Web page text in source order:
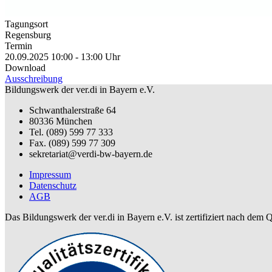
Tagungsort
Regensburg
Termin
20.09.2025 10:00 - 13:00 Uhr
Download
Ausschreibung
Bildungswerk der ver.di in Bayern e.V.
Schwanthalerstraße 64
80336 München
Tel. (089) 599 77 333
Fax. (089) 599 77 309
sekretariat@verdi-bw-bayern.de
Impressum
Datenschutz
AGB
Das Bildungswerk der ver.di in Bayern e.V. ist zertifiziert nach dem